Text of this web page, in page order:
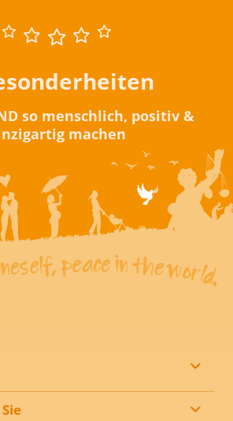
so menschlich, positiv &
machen